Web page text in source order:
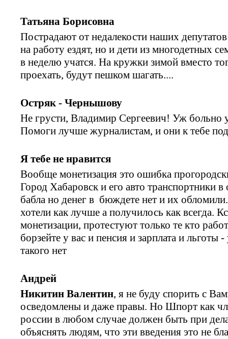
Татьяна Борисовна
Пострадают от недалекости наших
на работу ездят, но и дети из многодетных
в неделю учатся. На кружки зимой вместо
проехать, будут пешком шагать....
Остряк - Чернышову
Не грусти, Владимир Сергеевич! Уж больно
Помоги лучше журналистам, и они к тебе
Я тебе не нравится
Вообще монетизация это ошибка
Город Хабаровск и его авто транспортники
бабла но денег в бюждете нет и их
хотели как лучше а получилось как всегда.
монетизации, протестуют только те кто
борзейте у вас и пенсия и зарплата и
такого нет
Андрей
Никитин Валентин, я не буду спорить с
осведомлены и даже правы. Но Шпорт как
россии в любом случае должен быть при
объяснять людям, что эти введения это не